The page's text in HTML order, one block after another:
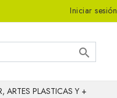
Iniciar sesión

ARTES PLASTICAS Y +